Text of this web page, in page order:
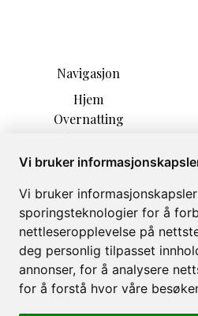
Vi bruker
Vi bruker
sporingsteknologier for å
nettleseropplevelse på
deg personlig tilpasset
annonser, for å analysere
for å forstå hvor våre
Navigasjon
Hjem
Overnatting
Aktiviteter
Informasjon
Arrangement
Om
Galleri